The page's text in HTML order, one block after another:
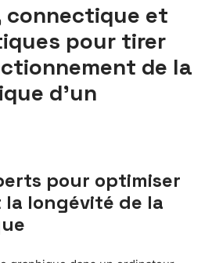
et
pour tirer
de la
d’un
pour optimiser
longévité de la